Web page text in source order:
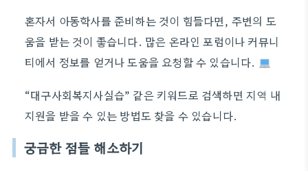
혼자서 아동학사를 준비하는 것이 힘들다면, 주변의 도
움을 받는 것이 좋습니다. 많은 온라인 포럼이나 커뮤니
티에서 정보를 얻거나 도움을 요청할 수 있습니다.
“대구사회복지사실습” 같은 키워드로 검색하면 지역 내
지원을 받을 수 있는 방법도 찾을 수 있습니다.
궁금한 점들 해소하기